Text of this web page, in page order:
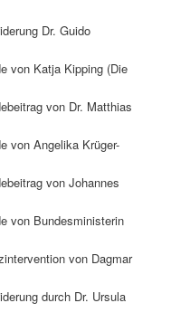
Dr. Guido
Katja Kipping (Die
von Dr. Matthias
Angelika Krüger-
von Johannes
Bundesministerin
von Dagmar
durch Dr. Ursula